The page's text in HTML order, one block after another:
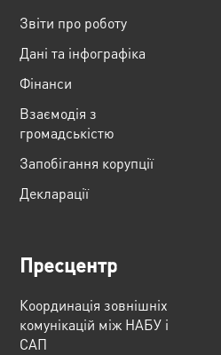
Звіти про роботу
Дані та інфографіка
Фінанси
Взаємодія з
громадськістю
Запобігання корупції
Декларації
Пресцентр
Координація зовнішніх
комунікацій між НАБУ і
САП